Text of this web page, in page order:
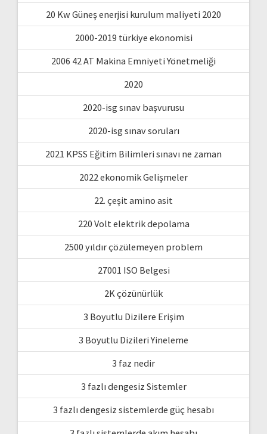
20 Kw Güneş enerjisi kurulum maliyeti 2020
2000-2019 türkiye ekonomisi
2006 42 AT Makina Emniyeti Yönetmeliği
2020
2020-isg sınav başvurusu
2020-isg sınav soruları
2021 KPSS Eğitim Bilimleri sınavı ne zaman
2022 ekonomik Gelişmeler
22. çeşit amino asit
220 Volt elektrik depolama
2500 yıldır çözülemeyen problem
27001 ISO Belgesi
2K çözünürlük
3 Boyutlu Dizilere Erişim
3 Boyutlu Dizileri Yineleme
3 faz nedir
3 fazlı dengesiz Sistemler
3 fazlı dengesiz sistemlerde güç hesabı